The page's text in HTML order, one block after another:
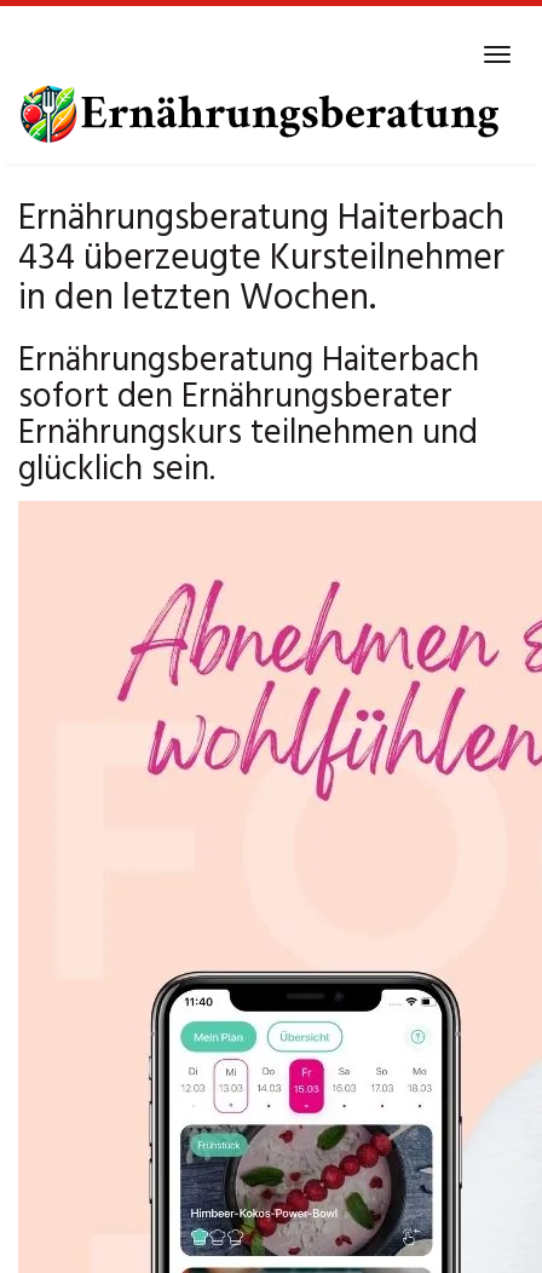
main
content
Ernährungsberatung Haiterbach
434 überzeugte Kursteilnehmer
in den letzten Wochen.
Ernährungsberatung Haiterbach
sofort den Ernährungsberater
Ernährungskurs teilnehmen und
glücklich sein.